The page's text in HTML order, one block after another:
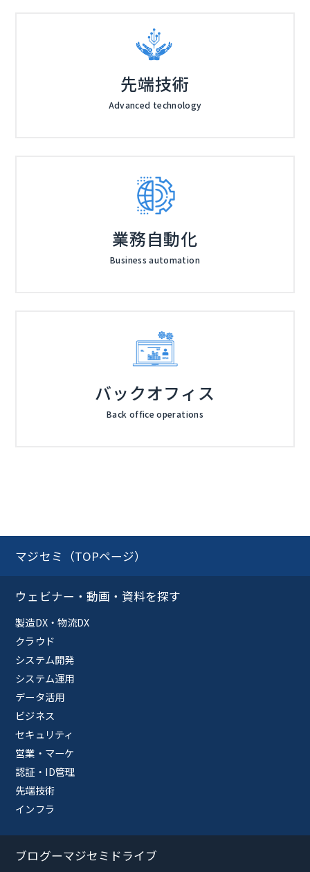
先端技術
Advanced technology
業務自動化
Business automation
バックオフィス
Back office operations
マジセミ（TOPページ）
ウェビナー・動画・資料を探す
製造DX・物流DX
クラウド
システム開発
システム運用
データ活用
ビジネス
セキュリティ
営業・マーケ
認証・ID管理
先端技術
インフラ
ブログーマジセミドライブ